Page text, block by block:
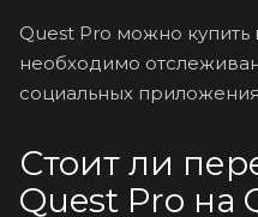
Quest Pro можно купить
необходимо
социальных
Стоит ли
Quest Pro на